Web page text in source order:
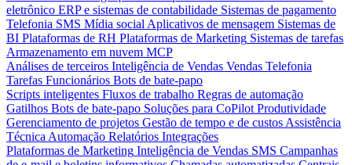
eletrônico ERP e sistemas de contabilidade Sistemas de pagamento
Telefonia SMS Mídia social Aplicativos de mensagem Sistemas de
BI Plataformas de RH Plataformas de Marketing Sistemas de tarefas
Armazenamento em nuvem MCP
Análises de terceiros Inteligência de Vendas Vendas Telefonia
Tarefas Funcionários Bots de bate-papo
Scripts inteligentes Fluxos de trabalho Regras de automação
Gatilhos Bots de bate-papo Soluções para CoPilot Produtividade
Gerenciamento de projetos Gestão de tempo e de custos Assistência
Técnica Automação Relatórios Integrações
Plataformas de Marketing Inteligência de Vendas SMS Campanhas